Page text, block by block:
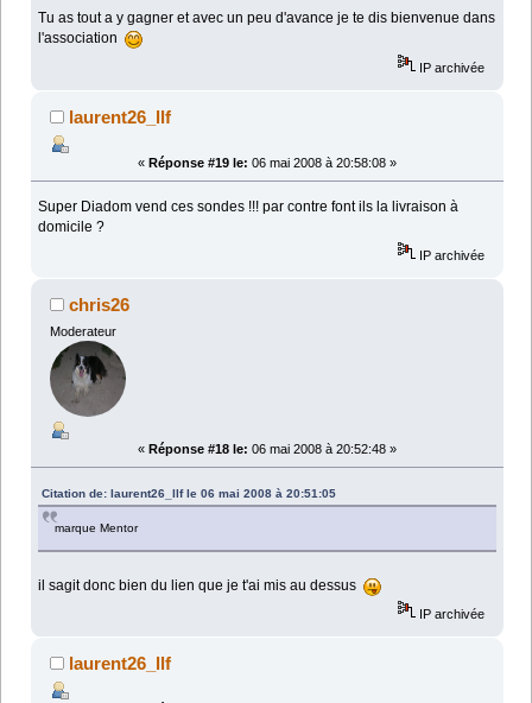
Tu as tout a y gagner et avec un peu d'avance je te dis bienvenue dans
l'association
IP archivée
laurent26_llf
« Réponse #19 le: 06 mai 2008 à 20:58:08 »
Super Diadom vend ces sondes !!! par contre font ils la livraison à
domicile ?
IP archivée
chris26
Moderateur
« Réponse #18 le: 06 mai 2008 à 20:52:48 »
Citation de: laurent26_llf le 06 mai 2008 à 20:51:05
marque Mentor
il sagit donc bien du lien que je t'ai mis au dessus
IP archivée
laurent26_llf